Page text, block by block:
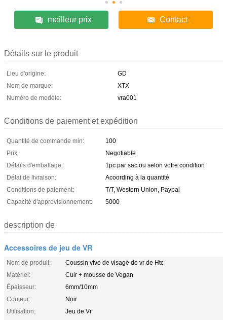
meilleur prix Contact
Détails sur le produit
Lieu d'origine:
GD
Nom de marque:
XTX
Numéro de modèle:
vra001
Conditions de paiement et expédition
Quantité de commande min:
100
Prix:
Negotiable
Détails d'emballage:
1pc par sac ou selon votre condition
Délai de livraison:
Acoording à la quantité
Conditions de paiement:
T/T, Western Union, Paypal
Capacité d'approvisionnement:
5000
description de
Accessoires de jeu de VR
Nom de produit:
Coussin vive de visage de vr de Htc
Matériel:
Cuir + mousse de Vegan
Épaisseur:
6mm/10mm
Couleur:
Noir
Utilisation:
Jeu de Vr